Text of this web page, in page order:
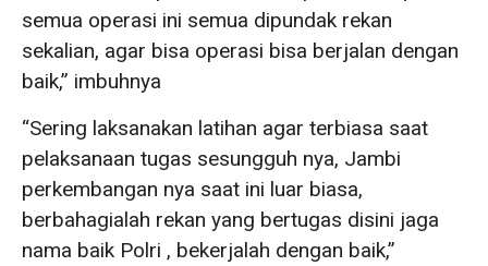
semua operasi ini semua dipundak rekan
sekalian, agar bisa operasi bisa berjalan dengan
baik,” imbuhnya
“Sering laksanakan latihan agar terbiasa saat
pelaksanaan tugas sesungguh nya, Jambi
perkembangan nya saat ini luar biasa,
berbahagialah rekan yang bertugas disini jaga
nama baik Polri , bekerjalah dengan baik,”